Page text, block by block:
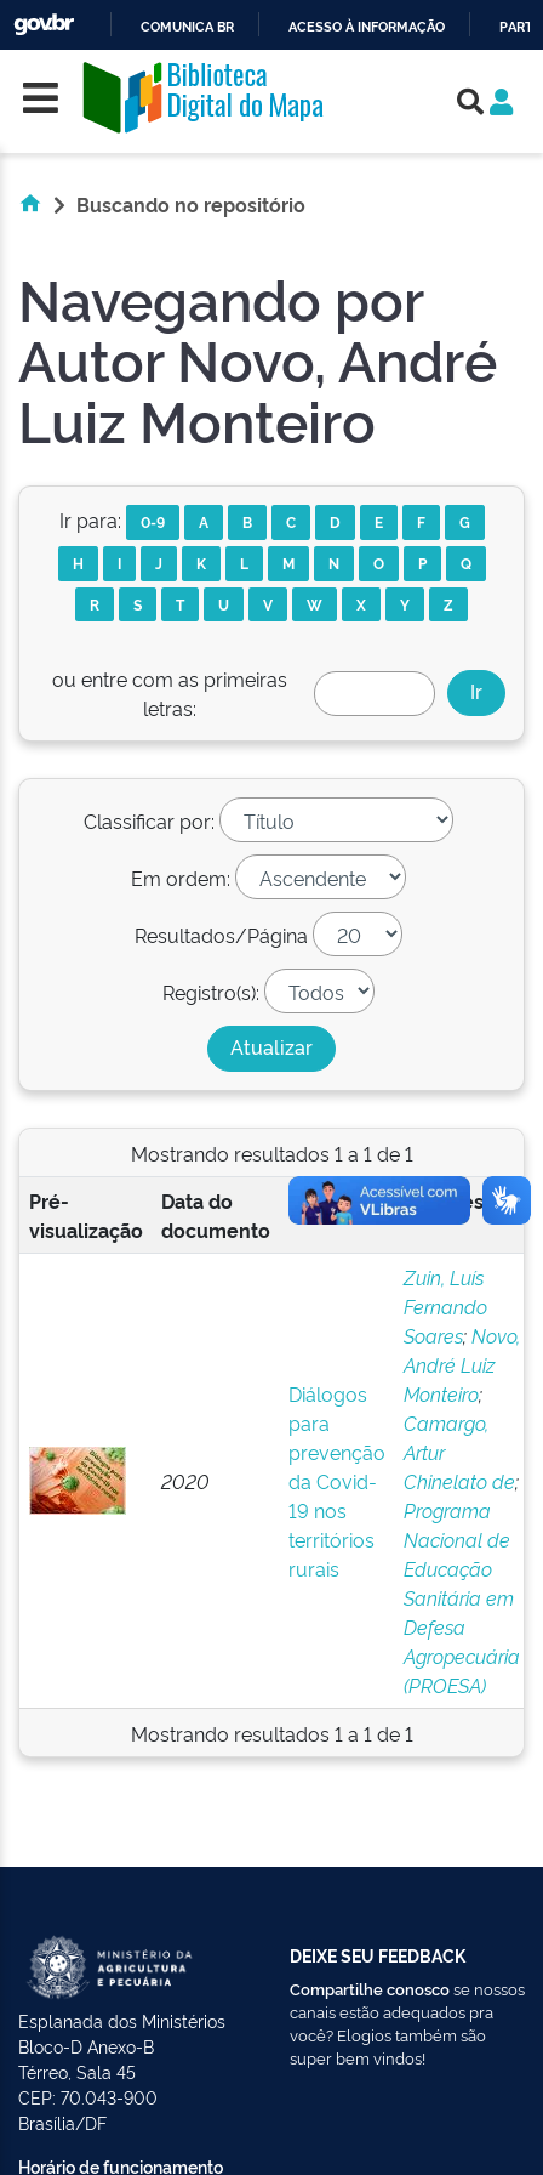
O
CONTEÚDO
COMUNICA BR ACESSO À INFORMAÇÃO
Skip navigation
Buscando no repositório
Navegando por
Autor Novo, André
Luiz Monteiro
Ir para: 0-9 A B C D E F
G
H
I J K L M N O P
Q
R
S T U V W X Y Z
ou entre com as primeiras
letras:
Classificar por:
Em ordem:
Resultados/Página
Registro(s):
Mostrando resultados 1 a 1 de 1
Pré-
visualização
Data do
documento
Título Autor(es)
2020
Diálogos
para
prevenção
da Covid-
19 nos
territórios
rurais
Zuin, Luís
Fernando
Soares;Novo,
André Luiz
Monteiro;
Camargo,
Artur
Chinelato de;
Programa
Nacional de
Educação
Sanitária em
Defesa
Agropecuária
(PROESA)
Mostrando resultados 1 a 1 de 1
Esplanada dos Ministérios
Bloco-D Anexo-B
Térreo, Sala 45
CEP: 70.043-900
Brasília/DF
Horário de funcionamento
DEIXE SEU FEEDBACK
Compartilhe conoscose nossos
canais estão adequados pra
você? Elogios também são
super bem vindos!